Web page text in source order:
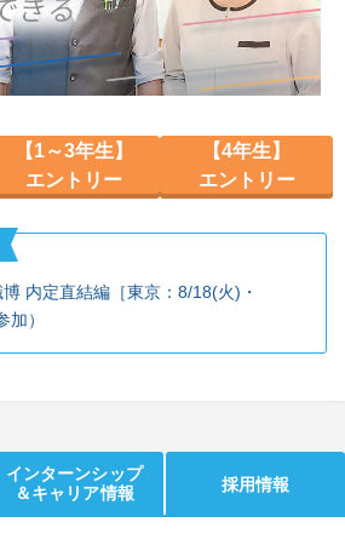
【1～3年生】
エントリー
【4年生】
エントリー
内定直結編［東京：8/18(火)・
）
インターンシップ
＆キャリア情報
採用情報